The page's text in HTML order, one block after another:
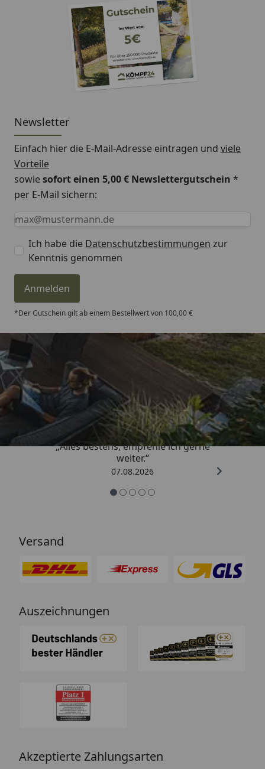
Newsletter
Einfach hier die E-Mail-Adresse eintragen und viele
Vorteile
sowiesofort einen 5,00 € Newslettergutschein *
per E-Mail sichern:
Keine Eingabe erforderlich
Eingabe erforderlich
E-Mail *
Ich habe die Datenschutzbestimmungen zur
Kenntnis genommen
Anmelden
*Der Gutschein gilt ab einem Bestellwert von 100,00 €
Trusted Shops
4,81/ 5
„Alles bestens, empfehle ich gerne
weiter.“
07.08.2026
Versand
Auszeichnungen
Akzeptierte Zahlungsarten